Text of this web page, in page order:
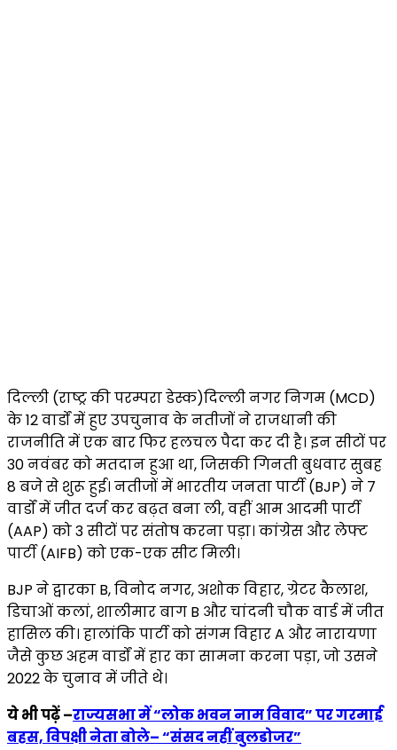
दिल्ली (राष्ट्र की परम्परा डेस्क)दिल्ली नगर निगम (MCD)
के 12 वार्डों में हुए उपचुनाव के नतीजों ने राजधानी की
राजनीति में एक बार फिर हलचल पैदा कर दी है। इन सीटों पर
30 नवंबर को मतदान हुआ था, जिसकी गिनती बुधवार सुबह
8 बजे से शुरू हुई। नतीजों में भारतीय जनता पार्टी (BJP) ने 7
वार्डों में जीत दर्ज कर बढ़त बना ली, वहीं आम आदमी पार्टी
(AAP) को 3 सीटों पर संतोष करना पड़ा। कांग्रेस और लेफ्ट
पार्टी (AIFB) को एक-एक सीट मिली।
BJP ने द्वारका B, विनोद नगर, अशोक विहार, ग्रेटर कैलाश,
डिचाओं कलां, शालीमार बाग B और चांदनी चौक वार्ड में जीत
हासिल की। हालांकि पार्टी को संगम विहार A और नारायणा
जैसे कुछ अहम वार्डों में हार का सामना करना पड़ा, जो उसने
2022 के चुनाव में जीते थे।
ये भी पढ़ें –राज्यसभा में “लोक भवन नाम विवाद” पर गरमाई
बहस, विपक्षी नेता बोले– “संसद नहीं बुलडोजर”